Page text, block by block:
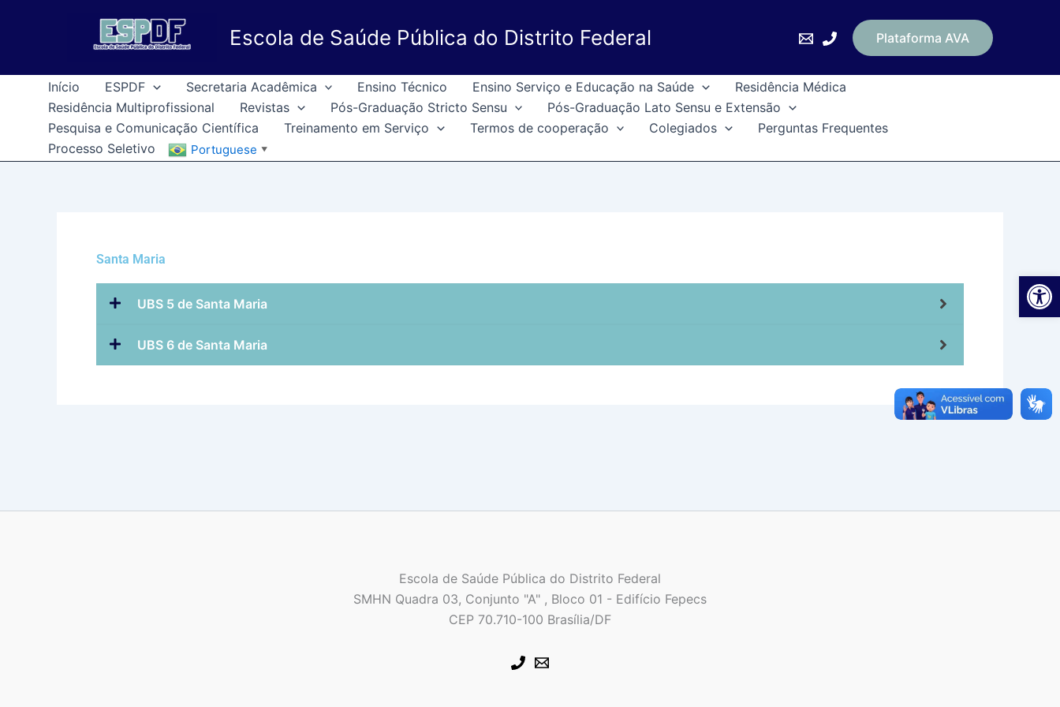
conteúdo
Escola de Saúde Pública do Distrito Federal Plataforma AVA
Início ESPDF Secretaria Acadêmica Ensino Técnico Ensino Serviço e Educação na Saúde
Residência Médica
Residência Multiprofissional
Revistas Pós-Graduação Stricto Sensu
Pós-Graduação Lato Sensu e Extensão
Pesquisa e Comunicação Científica
Treinamento em Serviço Termos de cooperação Colegiados
Perguntas Frequentes
Processo Seletivo
Portuguese ▼
Santa Maria
UBS 5 de Santa Maria
UBS 6 de Santa Maria
Escola de Saúde Pública do Distrito Federal
SMHN Quadra 03, Conjunto "A" , Bloco 01 - Edifício Fepecs
CEP 70.710-100 Brasília/DF